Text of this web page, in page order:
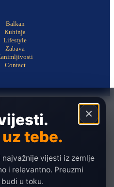
Balkan
Kuhinja
Lifestyle
Zabava
Contact
×
tebe.
vijesti iz zemlje
i relevantno. Preuzmi
u toku.